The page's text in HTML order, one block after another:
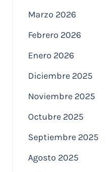
Marzo 2026
Febrero 2026
Enero 2026
Diciembre 2025
Noviembre 2025
Octubre 2025
Septiembre 2025
Agosto 2025